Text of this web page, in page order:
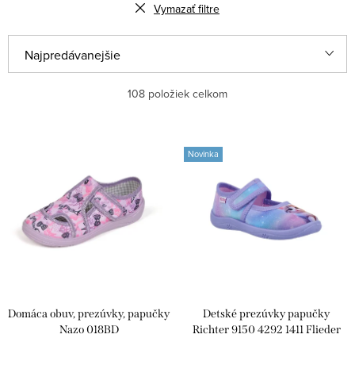
Vymazať filtre
a
p
d
Najpredávanejšie
Abecedne
108 položiek celkom
o
Domáca obuv, prezúvky, papučky
Nazo 018BD
Novinka
Detské prezúvky papučky
Richter 9150 4292 1411 Flieder